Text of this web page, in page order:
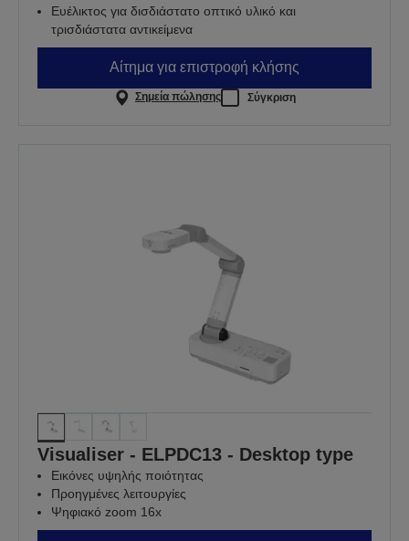
Ευέλικτος για δισδιάστατο οπτικό υλικό και
τρισδιάστατα αντικείμενα
Αίτημα για επιστροφή κλήσης
Σημεία πώλησης Σύγκριση
Visualiser - ELPDC13 - Desktop type
Εικόνες υψηλής ποιότητας
Προηγμένες λειτουργίες
Ψηφιακό zoom 16x